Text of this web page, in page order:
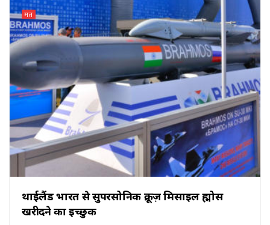
मत
थाईलैंड भारत से सुपरसोनिक क्रूज़ मिसाइल ब्रह्मोस
खरीदने का इच्छुक